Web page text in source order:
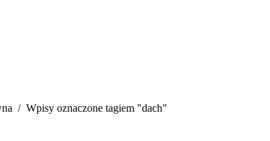
Wpisy oznaczone tagiem "dach"